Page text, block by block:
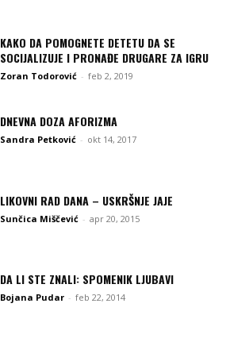
KAKO DA POMOGNETE DETETU DA SE
SOCIJALIZUJE I PRONAĐE DRUGARE ZA IGRU
Zoran Todorović - feb 2, 2019
DNEVNA DOZA AFORIZMA
Sandra Petković - okt 14, 2017
LIKOVNI RAD DANA – USKRŠNJE JAJE
Sunčica Miščević - apr 20, 2015
DA LI STE ZNALI: SPOMENIK LJUBAVI
Bojana Pudar - feb 22, 2014